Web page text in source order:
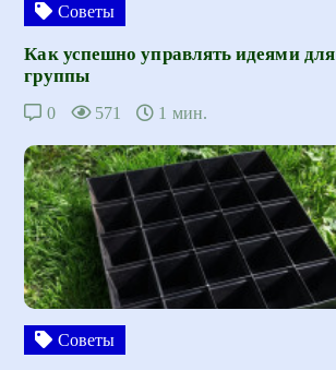
Советы
Как успешно управлять идеями для
группы
0 571 1 мин.
Советы